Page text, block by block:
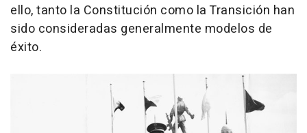
ello, tanto la Constitución como la Transición han
sido consideradas generalmente modelos de
éxito.